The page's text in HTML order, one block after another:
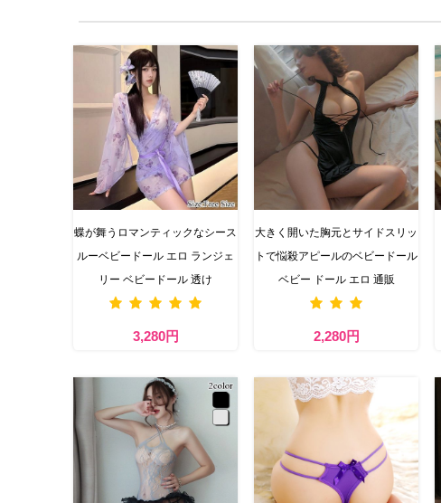
蝶が舞うロマンティックなシース
ルーベビードール エロ ランジェ
リー ベビードール 透け​
3,280円
大きく開いた胸元とサイドスリッ
トで悩殺アピールのベビードール
ベビー ドール エロ 通販
2,280円